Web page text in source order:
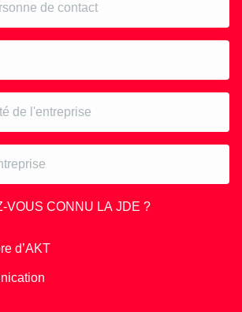
VOUS CONNU LA JDE ?
d’AKT